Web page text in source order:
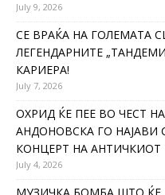
July 9, 2026
СЕ ВРАЌА НА ГОЛЕМАТА
ЛЕГЕНДАРНИТЕ
КАРИЕРА!
July 7, 2026
ОХРИД ЌЕ ПЕЕ ВО ЧЕСТ
АНДОНОВСКА ГО НАЈАВИ
КОНЦЕРТ НА АНТИЧКИОТ
July 4, 2026